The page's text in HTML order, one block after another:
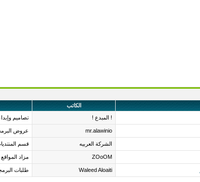
الكاتب
! المبدع ! تصاميم
mr.alawinio عروض
الشركة العربيه قسم
ZOoOM مزاد المواقع
Waleed Aloaiti طلبات